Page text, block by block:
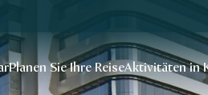
Planen Sie Ihre ReiseAktivitäten in